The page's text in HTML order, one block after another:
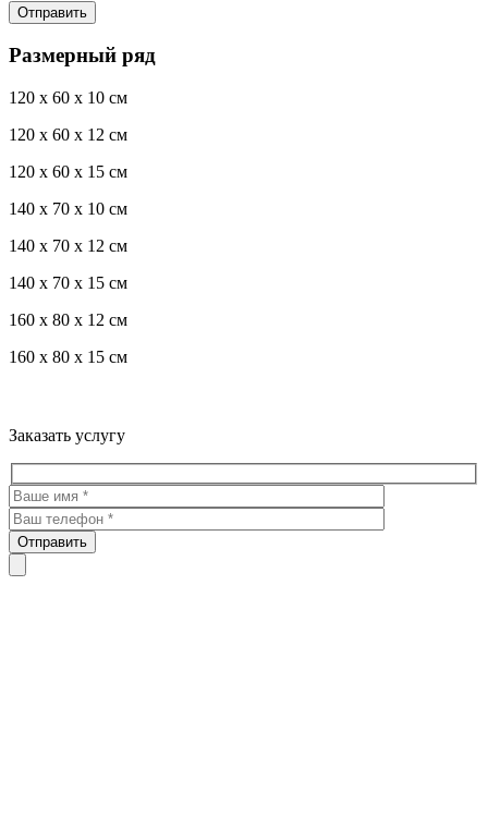
Размерный ряд
120 x 60 x 10 см
120 x 60 x 12 см
120 x 60 x 15 см
140 x 70 x 10 см
140 x 70 x 12 см
140 x 70 x 15 см
160 x 80 x 12 см
160 x 80 x 15 см
Заказать услугу